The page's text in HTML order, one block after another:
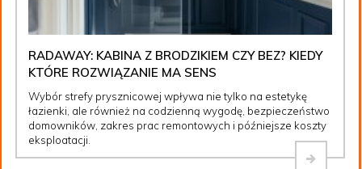
RADAWAY: KABINA Z BRODZIKIEM CZY BEZ? KIEDY
KTÓRE ROZWIĄZANIE MA SENS
Wybór strefy prysznicowej wpływa nie tylko na estetykę
łazienki, ale również na codzienną wygodę, bezpieczeństwo
domowników, zakres prac remontowych i późniejsze koszty
eksploatacji.